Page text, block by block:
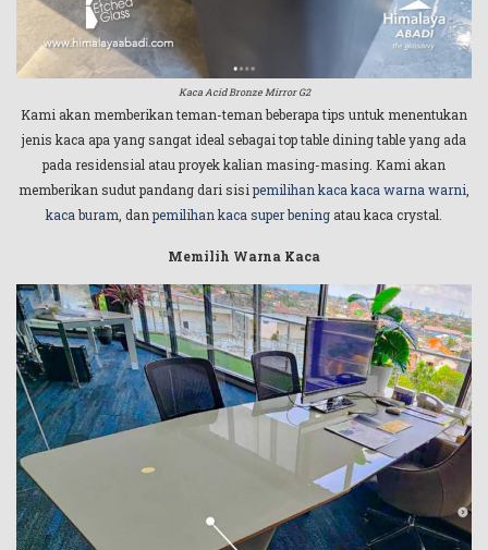
Kaca Acid Bronze Mirror G2
Kami akan memberikan teman-teman beberapa tips untuk menentukan
jenis kaca apa yang sangat ideal sebagai top table dining table yang ada
pada residensial atau proyek kalian masing-masing. Kami akan
memberikan sudut pandang dari sisipemilihan kaca kaca warna warni,
kaca buram, danpemilihan kaca super bening atau kaca crystal.
Memilih Warna Kaca